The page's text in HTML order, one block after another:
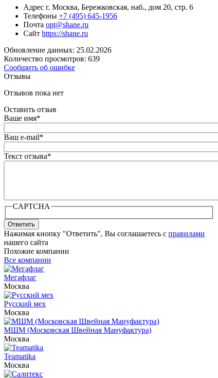
Адрес г. Москва, Бережковская, наб., дом 20, стр. 6
Телефоны +7 (495) 645-1956
Почта opt@shane.ru
Сайт https://shane.ru
Обновление данных: 25.02.2026
Количество просмотров: 639
Сообщить об ошибке
Отзывы
Отзывов пока нет
Оставить отзыв
Ваше имя*
Ваш e-mail*
Текст отзыва*
CAPTCHA
Ответить
Нажимая кнопку "Ответить", Вы соглашаетесь с правилами
нашего сайта
Похожие компании
Все компании
Мегафлаг
Москва
Русский мех
Москва
МШМ (Московская Швейная Мануфактура)
Москва
Teamatika
Москва